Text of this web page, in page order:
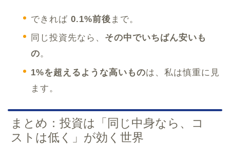
できれば 0.1%前後 まで。
同じ投資先なら、 その中でいちばん安いも
の。
1%を超えるような高いものは、私は慎重に見
ます。
まとめ：投資は「同じ中身なら、コ
ストは低く」が効く世界